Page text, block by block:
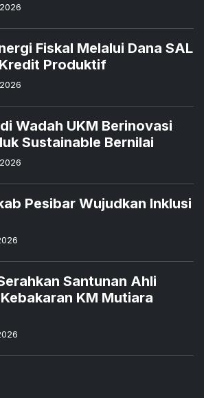
Fiskal Melalui Dana SAL
Produktif
Wadah UKM Berinovasi
Sustainable Bernilai
Pesibar Wujudkan Inklusi
Santunan Ahli
KM Mutiara